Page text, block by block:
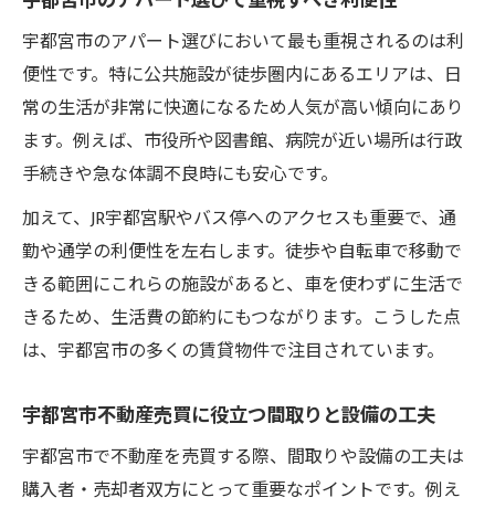
宇都宮市のアパート選びにおいて最も重視されるのは利
便性です。特に公共施設が徒歩圏内にあるエリアは、日
常の生活が非常に快適になるため人気が高い傾向にあり
ます。例えば、市役所や図書館、病院が近い場所は行政
手続きや急な体調不良時にも安心です。
加えて、JR宇都宮駅やバス停へのアクセスも重要で、通
勤や通学の利便性を左右します。徒歩や自転車で移動で
きる範囲にこれらの施設があると、車を使わずに生活で
きるため、生活費の節約にもつながります。こうした点
は、宇都宮市の多くの賃貸物件で注目されています。
宇都宮市不動産売買に役立つ間取りと設備の工夫
宇都宮市で不動産を売買する際、間取りや設備の工夫は
購入者・売却者双方にとって重要なポイントです。例え